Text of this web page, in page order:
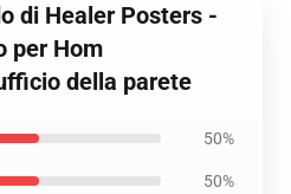
di Healer Posters -
per Hom
della parete
50%
50%